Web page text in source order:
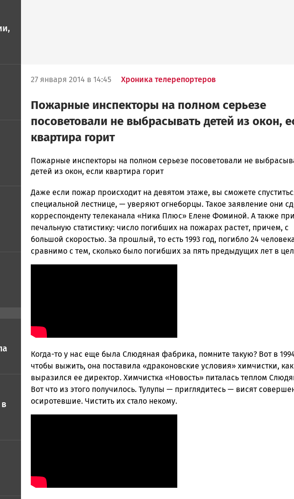
27 января 2014 в 14:45 Хроника телерепортеров
Пожарные инспекторы на полном серьезе
посоветовали не выбрасывать детей из окон,
квартира горит
admintimur
Новости
и
Карелии
|
Петрозаводск
ГОВОРИТ
Пожарные инспекторы на полном серьезе посоветовали не
детей из окон, если квартира горит
Даже если пожар происходит на девятом этаже, вы сможете
специальной лестнице, — уверяют огнеборцы. Такое заявление они
корреспонденту телеканала «Ника Плюс» Елене Фоминой. А также
печальную статистику: число погибших на пожарах растет, причем, с
большой скоростью. За прошлый, то есть 1993 год, погибло 24
сравнимо с тем, сколько было погибших за пять предыдущих лет в
Когда-то у нас еще была Слюдяная фабрика, помните такую? Вот в
чтобы выжить, она поставила «драконовские условия» химчистки, как
выразился ее директор. Химчистка «Новость» питалась теплом
Вот что из этого получилось. Тулупы — приглядитесь — висят
осиротевшие. Чистить их стало некому.